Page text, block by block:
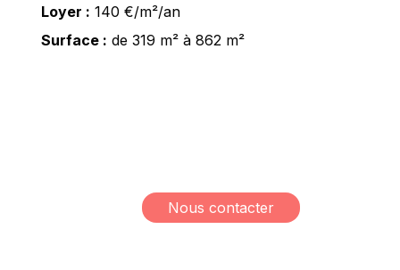
Loyer : 140 €/m²/an
Surface : de 319 m² à 862 m²
Nous contacter